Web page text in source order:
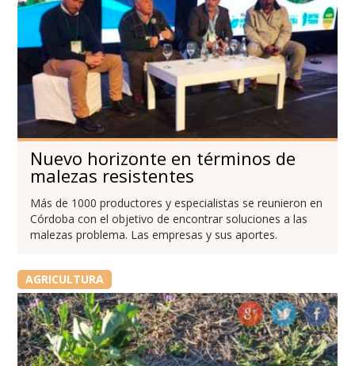
Nuevo horizonte en términos de
malezas resistentes
Más de 1000 productores y especialistas se reunieron en
Córdoba con el objetivo de encontrar soluciones a las
malezas problema. Las empresas y sus aportes.
AGRICULTURA